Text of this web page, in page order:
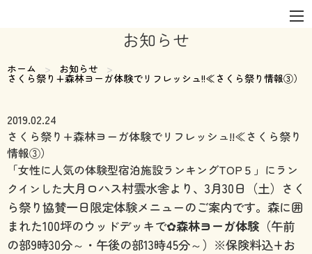
お知らせ
ホーム お知らせ
現在のページ:
さくら祭り+森林ヨーガ体験でリフレッシュ!!≪さくら祭り情報③）
2019.02.24
さくら祭り+森林ヨーガ体験でリフレッシュ!!≪さくら祭り
情報③）
「女性に人気の体験型宿泊施設ランキングTOP５」にラン
クインした大月ロハス村雲水舎より、3月30日（土）さく
ら祭り協賛一日限定体験メニューのご案内です。森に囲
まれた100坪のウッドデッキで✿森林ヨーガ体験 （午前
の部9時30分～・午後の部13時45分～）※保険料込+お